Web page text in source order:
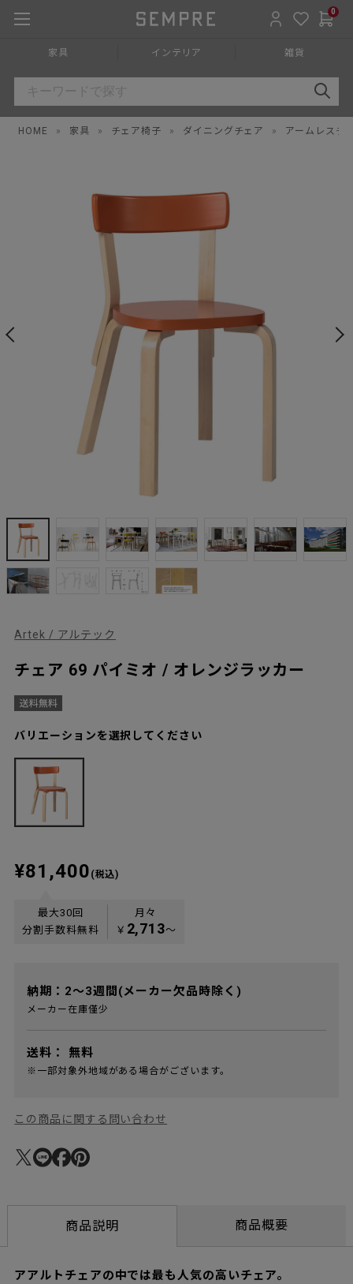
0
家具 インテリア 雑貨
HOME » 家具 » チェア椅子 » ダイニングチェア » アームレスチ
Artek / アルテック
チェア 69 パイミオ / オレンジラッカー
バリエーションを選択してください
¥81,400 (税込)
最大30回
分割手数料無料
月々
￥ 2,713〜
納期：2～3週間(メーカー欠品時除く)
メーカー在庫僅少
送料： 無料
※一部対象外地域がある場合がございます。
この商品に関する問い合わせ
商品説明 商品概要
アアルトチェアの中では最も人気の高いチェア。